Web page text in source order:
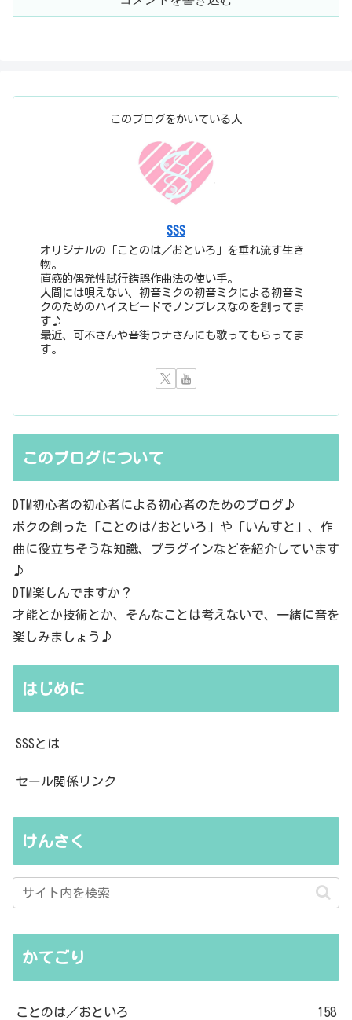
このブログをかいている人
SSS
オリジナルの「ことのは／おといろ」を垂れ流す生き
物。
直感的偶発性試行錯誤作曲法の使い手。
人間には唄えない、初音ミクの初音ミクによる初音ミ
クのためのハイスピードでノンブレスなのを創ってま
す♪
最近、可不さんや音街ウナさんにも歌ってもらってま
す。
このブログについて
DTM初心者の初心者による初心者のためのブログ♪
ボクの創った「ことのは/おといろ」や「いんすと」、作
曲に役立ちそうな知識、プラグインなどを紹介しています
♪
DTM楽しんでますか？
才能とか技術とか、そんなことは考えないで、一緒に音を
楽しみましょう♪
はじめに
SSSとは
セール関係リンク
けんさく
かてごり
ことのは／おといろ 158